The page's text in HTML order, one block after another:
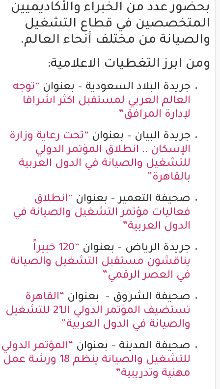
بحضور عدد من الخبراء والأكاديميين
المتخصصين في قطاع التشغيل
والصيانة من مختلف أنحاء العالم.
ومن ابرز التغطيات الاعلامية:
جريدة البلاد السعودية – بعنوان“توجه
العالم العربي لمستقبل اكثر اشراقا
لإدارة المرافق”
جريدة البيان – بعنوان“تحت رعاية وزارة
الإسكان .. انطلاق المؤتمر الدولي
للتشغيل والصيانة في الدول العربية
بالقاهرة”
صحيفة التعمير – بعنوان“انطلاق
فعاليات مؤتمر التشغيل والصيانة في
الدول العربية”
جريدة الرياض – بعنوان
“120 خبيراً
يناقشون مستقبل التشغيل والصيانة
في العصر الرقمي”
صحيفة الشروق – بعنوان“القاهرة
تستضيف المؤتمر الدولي الـ21 للتشغيل
والصيانة في الدول العربية”
صحيفة المدينة – بعنوان“المؤتمر الدولي
للتشغيل والصيانة ينظم 18 ورشة عمل
مهنية وتدريبية”